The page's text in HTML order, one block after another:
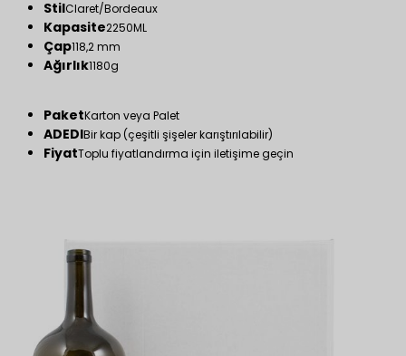
StilClaret/Bordeaux
Kapasite2250ML
Çap118,2 mm
Ağırlık1180g
PaketKarton veya Palet
ADEDIBir kap (çeşitli şişeler karıştırılabilir)
FiyatToplu fiyatlandırma için iletişime geçin